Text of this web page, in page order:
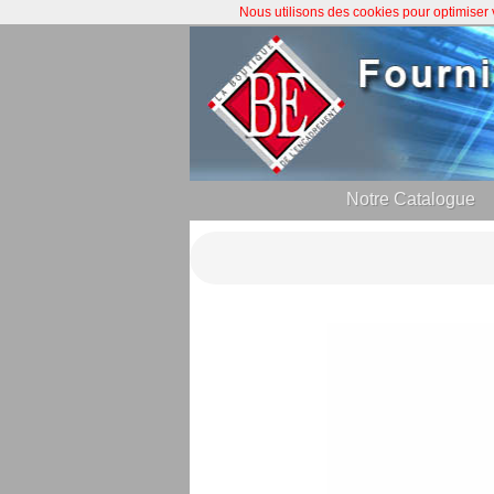
Notre Catalogue
Nous utilisons des cookies pour